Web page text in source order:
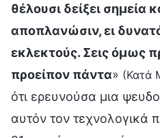
θέλουσι δείξει σημεία
αποπλανώσιν, ει
εκλεκτούς. Σεις όμως
προείπον πάντα» (Κατά
ότι ερευνούσα μια
αυτόν τον τεχνολογικά